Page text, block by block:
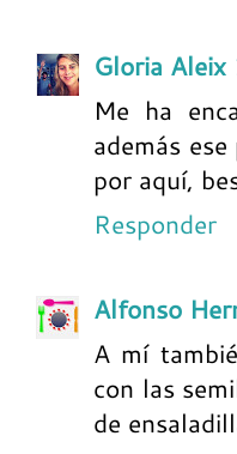
Gloria Aleix
Me ha
además
por aquí,
Responder
Alfonso
A mí
con las
de